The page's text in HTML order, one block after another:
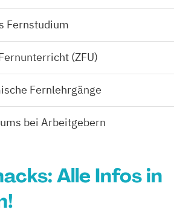
Fernstudium
(ZFU)
Fernlehrgänge
bei Arbeitgebern
Alle Infos in